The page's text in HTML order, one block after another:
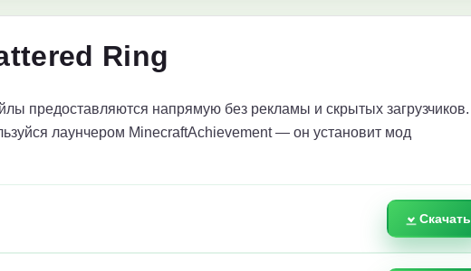
Ring
предоставляются напрямую без рекламы и скрытых загрузчиков.
лаунчером MinecraftAchievement — он установит мод
Скачать